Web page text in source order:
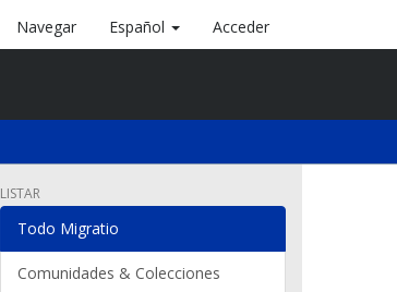
Navegar Español Acceder
LISTAR
Todo Migratio
Comunidades & Colecciones